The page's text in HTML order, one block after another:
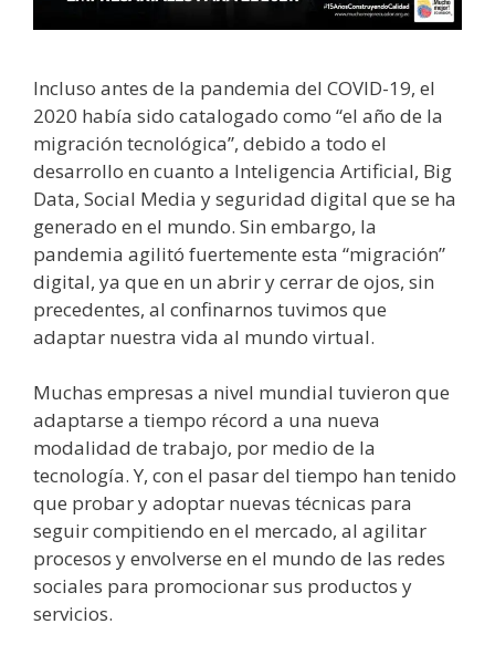
Incluso antes de la pandemia del COVID-19, el
2020 había sido catalogado como “el año de la
migración tecnológica”, debido a todo el
desarrollo en cuanto a Inteligencia Artificial, Big
Data, Social Media y seguridad digital que se ha
generado en el mundo. Sin embargo, la
pandemia agilitó fuertemente esta “migración”
digital, ya que en un abrir y cerrar de ojos, sin
precedentes, al confinarnos tuvimos que
adaptar nuestra vida al mundo virtual.
Muchas empresas a nivel mundial tuvieron que
adaptarse a tiempo récord a una nueva
modalidad de trabajo, por medio de la
tecnología. Y, con el pasar del tiempo han tenido
que probar y adoptar nuevas técnicas para
seguir compitiendo en el mercado, al agilitar
procesos y envolverse en el mundo de las redes
sociales para promocionar sus productos y
servicios.